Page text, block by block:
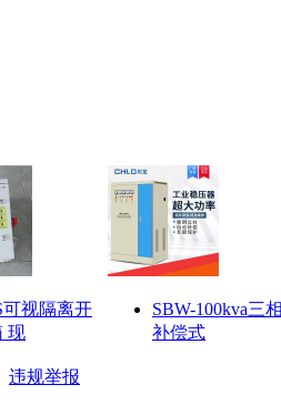
可视隔离开
现
SBW-100kva三相
补偿式
违规举报